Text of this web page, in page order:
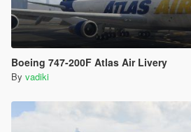
Boeing 747-200F Atlas Air Livery
By vadiki